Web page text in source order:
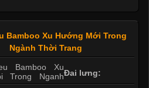
Bamboo Xu Hướng Mới Trong
Ngành Thời Trang
Đai lưng: